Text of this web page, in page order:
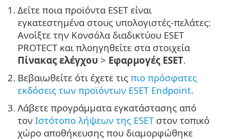
1. Δείτε ποια προϊόντα ESET είναι
εγκατεστημένα στους υπολογιστές-πελάτες:
Ανοίξτε την Κονσόλα διαδικτύου ESET
PROTECT και πλοηγηθείτε στα στοιχεία
Πίνακας ελέγχου > Εφαρμογές ESET.
2. Βεβαιωθείτε ότι έχετε τις πιο πρόσφατες
εκδόσεις των προϊόντων ESET Endpoint.
3. Λάβετε προγράμματα εγκατάστασης από
τον Ιστότοπο λήψεων της ESETστον τοπικό
χώρο αποθήκευσης που διαμορφώθηκε